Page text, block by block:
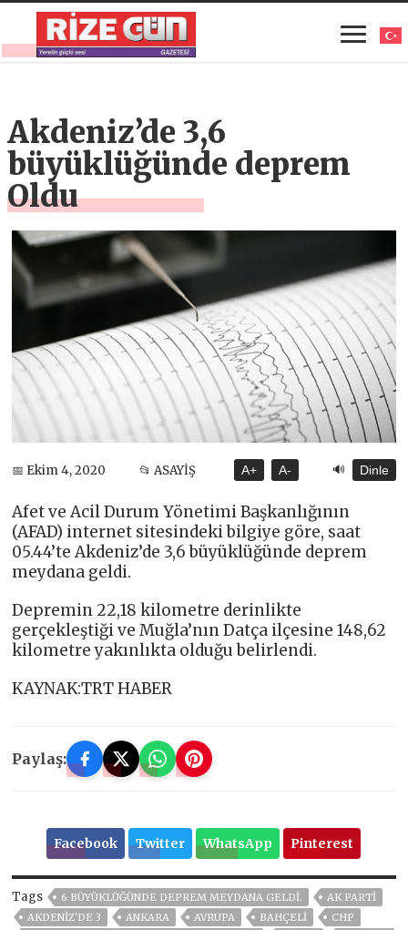
Akdeniz’de 3,6
büyüklüğünde deprem
Oldu
📅 Ekim 4, 2020 📂 ASAYİŞ A+ A- 🔊 Dinle
Afet ve Acil Durum Yönetimi Başkanlığının
(AFAD) internet sitesindeki bilgiye göre, saat
05.44’te Akdeniz’de 3,6 büyüklüğünde deprem
meydana geldi.
Depremin 22,18 kilometre derinlikte
gerçekleştiği ve Muğla’nın Datça ilçesine 148,62
kilometre yakınlıkta olduğu belirlendi.
KAYNAK:TRT HABER
Paylaş:
Facebook Twitter WhatsApp Pinterest
Tags 6 BÜYÜKLÜĞÜNDE DEPREM MEYDANA GELDI.
AK PARTİ
AKDENIZ'DE 3
ANKARA AVRUPA BAHÇELİ
CHP